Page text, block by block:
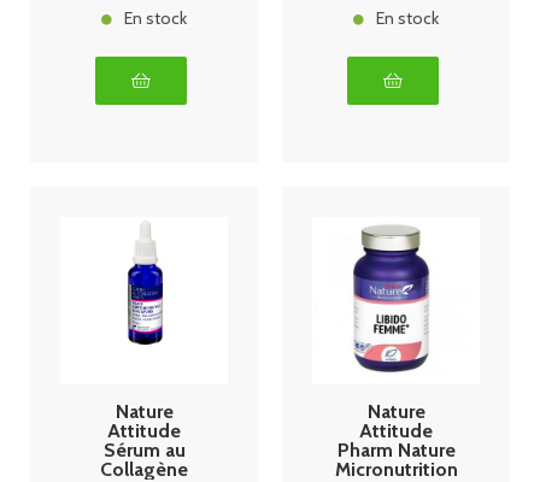
En stock En stock
Nature
Attitude
Sérum au
Collagène
Nature
Attitude
Pharm Nature
Micronutrition